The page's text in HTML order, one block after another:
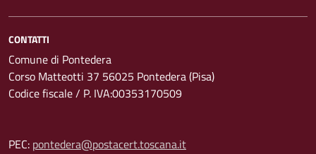
CONTATTI
Comune di Pontedera
Corso Matteotti 37 56025 Pontedera (Pisa)
Codice fiscale / P. IVA:00353170509
PEC: pontedera@postacert.toscana.it